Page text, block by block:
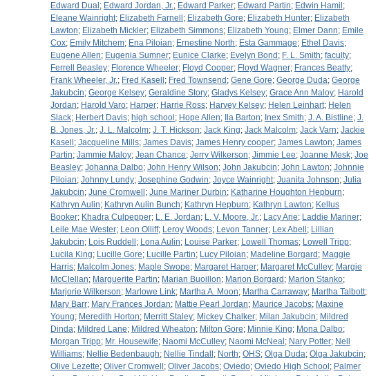
Edward Dual ; Edward Jordan, Jr.; Edward Parker; Edward Partin; Edwin Hamil ;
Eleane Wainright; Elizabeth Farnell ; Elizabeth Gore; Elizabeth Hunter; Elizabeth
Lawton; Elizabeth Mickler; Elizabeth Simmons; Elizabeth Young; Elmer Dann; Emile
Cox; Emily Mitchem; Ena Piloian; Ernestine North; Esta Gammage; Ethel Davis;
Eugene Allen; Eugenia Sumner; Eunice Clarke; Evelyn Bond ; F. L. Smith; faculty;
Ferrell Beasley; Florence Wheeler; Floyd Cooper; Floyd Wagner; Frances Beatty;
Frank Wheeler, Jr.; Fred Kasell ; Fred Townsend ; Gene Gore; George Duda; George
Jakubcin; George Kelsey; Geraldine Story; Gladys Kelsey; Grace Ann Maloy; Harold
Jordan; Harold Varo; Harper; Harrie Ross; Harvey Kelsey; Helen Leinhart; Helen
Slack; Herbert Davis; high school ; Hope Allen; Ila Barton; Inex Smith; J. A. Bistline; J.
B. Jones, Jr.; J. L. Malcolm; J. T. Hickson; Jack King; Jack Malcolm; Jack Varn; Jackie
Kasell ; Jacqueline Mills; James Davis; James Henry cooper; James Lawton; James
Partin; Jammie Maloy; Jean Chance; Jerry Wilkerson; Jimmie Lee; Joanne Mesk; Joe
Beasley; Johanna Dalbo; John Henry Wilson; John Jakubcin; John Lawton; Johnnie
Piloian; Johnny Lundy; Josephine Godwin; Joyce Wainright; Juanita Johnson; Julia
Jakubcin; June Cromwell ; June Mariner Durbin; Katharine Houghton Hepburn;
Kathryn Aulin; Kathryn Aulin Bunch; Kathryn Hepburn; Kathryn Lawton; Kellus
Booker; Khadra Culpepper; L. E. Jordan; L. V. Moore, Jr.; Lacy Arie; Laddie Mariner;
Leile Mae Wester; Leon Olliff; Leroy Woods; Levon Tanner; Lex Abell ; Lillian
Jakubcin; Lois Ruddell ; Lona Aulin; Louise Parker; Lowell Thomas; Lowell Tripp;
Lucila King; Lucille Gore; Lucille Partin; Lucy Piloian; Madeline Borgard ; Maggie
Harris; Malcolm Jones; Maple Swope; Margaret Harper; Margaret McCulley; Margie
McClellan; Marguerite Partin; Marian Buoillon; Marion Borgard ; Marion Stanko;
Marjorie Wilkerson; Marlowe Link; Martha A. Moon; Martha Carraway; Martha Talbott;
Mary Barr; Mary Frances Jordan; Mattie Pearl Jordan; Maurice Jacobs; Maxine
Young; Meredith Horton; Merritt Staley; Mickey Chalker; Milan Jakubcin; Mildred
Dinda; Mildred Lane; Mildred Wheaton; Milton Gore; Minnie King; Mona Dalbo;
Morgan Tripp; Mr. Housewife; Naomi McCulley; Naomi McNeal ; Nary Potter; Nell
Williams; Nellie Bedenbaugh; Nellie Tindall ; North; OHS; Olga Duda; Olga Jakubcin;
Olive Lezette; Oliver Cromwell ; Oliver Jacobs; Oviedo; Oviedo High School ; Palmer